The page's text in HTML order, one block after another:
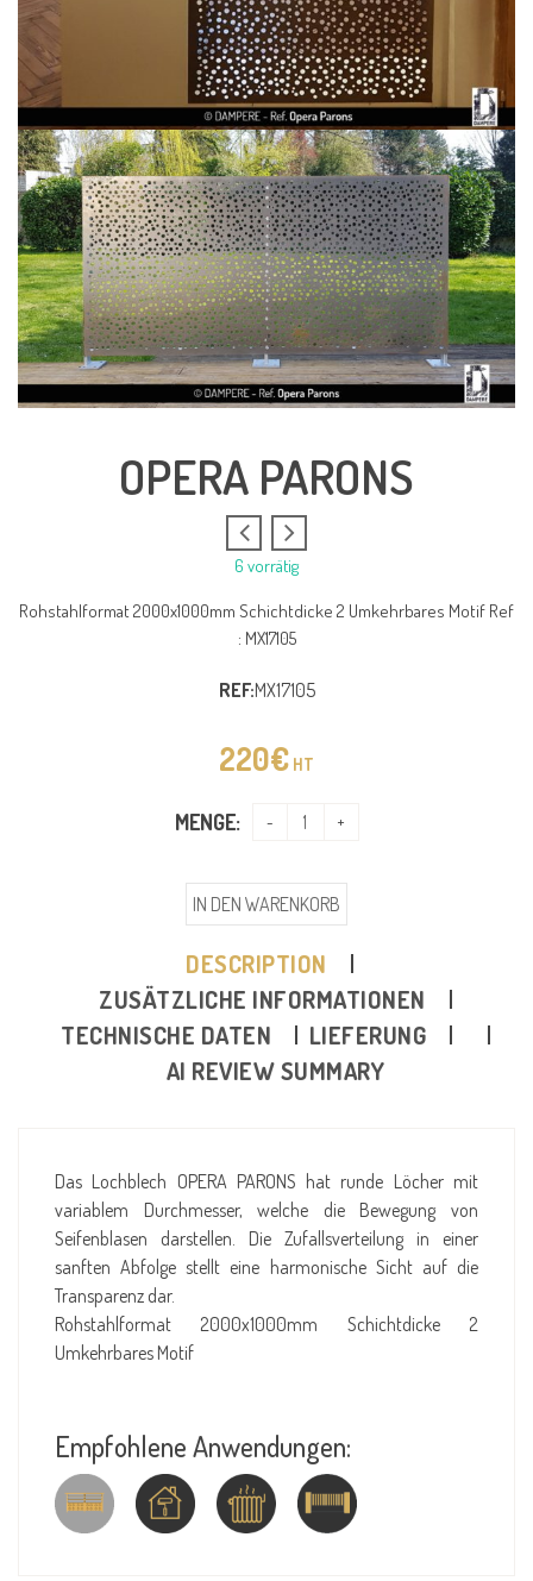
OPERA PARONS
6 vorrätig
Rohstahlformat 2000x1000mm Schichtdicke 2 Umkehrbares Motif Ref
: MX17105
REF:MX17105
220€ HT
MENGE:
IN DEN WARENKORB
DESCRIPTION
ZUSÄTZLICHE INFORMATIONEN
TECHNISCHE DATEN
LIEFERUNG
AI REVIEW SUMMARY
Das Lochblech OPERA PARONS hat runde Löcher mit
variablem Durchmesser, welche die Bewegung von
Seifenblasen darstellen. Die Zufallsverteilung in einer
sanften Abfolge stellt eine harmonische Sicht auf die
Transparenz dar.
Rohstahlformat 2000x1000mm Schichtdicke 2
Umkehrbares Motif
Empfohlene Anwendungen: